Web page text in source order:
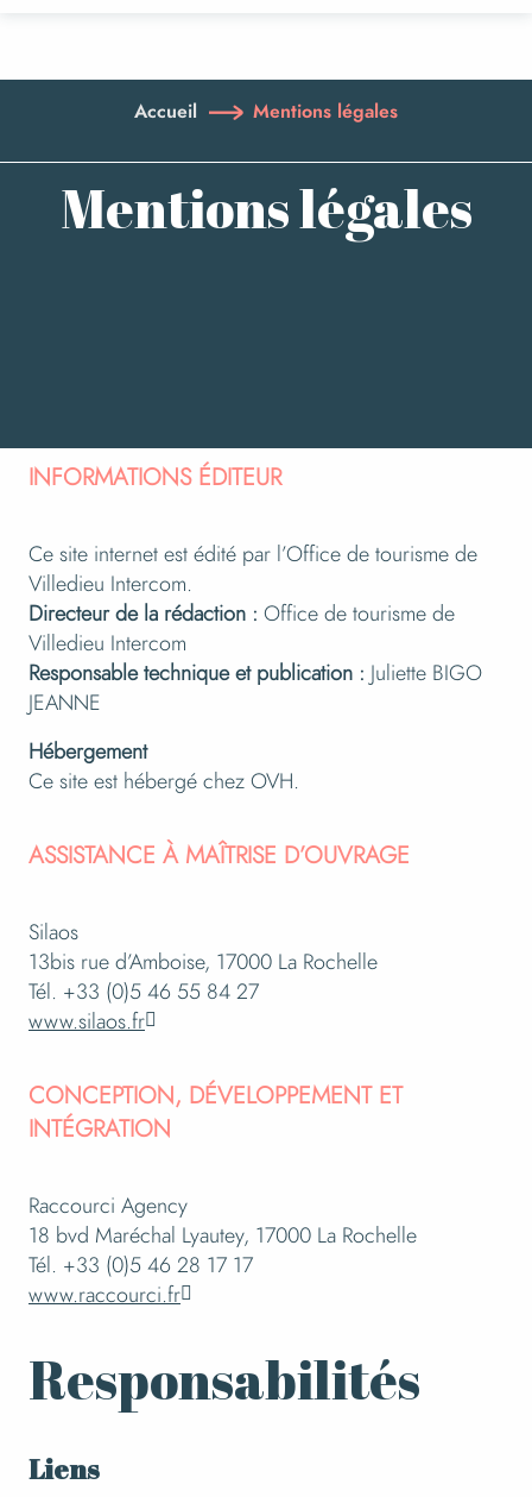
contenu
Accueil Mentions légales
Mentions légales
INFORMATIONS ÉDITEUR
Ce site internet est édité par l’Office de tourisme de
Villedieu Intercom.
Directeur de la rédaction : Office de tourisme de
Villedieu Intercom
Responsable technique et publication : Juliette BIGO
JEANNE
Hébergement
Ce site est hébergé chez OVH.
ASSISTANCE À MAÎTRISE D’OUVRAGE
Silaos
13bis rue d’Amboise, 17000 La Rochelle
Tél. +33 (0)5 46 55 84 27
www.silaos.fr
CONCEPTION, DÉVELOPPEMENT ET
INTÉGRATION
Raccourci Agency
18 bvd Maréchal Lyautey, 17000 La Rochelle
Tél. +33 (0)5 46 28 17 17
www.raccourci.fr
Responsabilités
Liens